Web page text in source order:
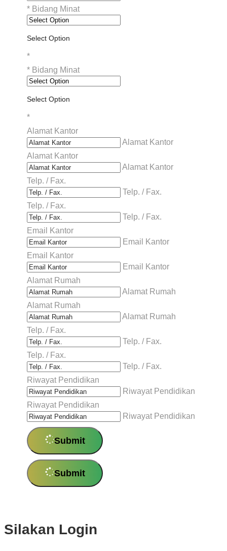
* Bidang Minat
Select Option
*
* Bidang Minat
Select Option
*
Alamat Kantor
Alamat Kantor
Alamat Kantor
Alamat Kantor
Telp. / Fax.
Telp. / Fax.
Telp. / Fax.
Telp. / Fax.
Email Kantor
Email Kantor
Email Kantor
Email Kantor
Alamat Rumah
Alamat Rumah
Alamat Rumah
Alamat Rumah
Telp. / Fax.
Telp. / Fax.
Telp. / Fax.
Telp. / Fax.
Riwayat Pendidikan
Riwayat Pendidikan
Riwayat Pendidikan
Riwayat Pendidikan
Submit
Submit
Silakan Login